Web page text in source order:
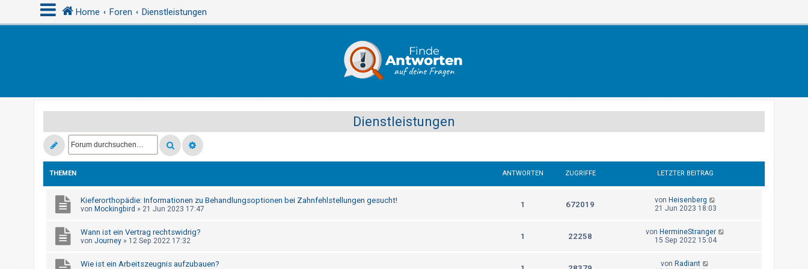
Home Foren Dienstleistungen
Dienstleistungen
THEMEN ANTWORTEN ZUGRIFFE LETZTER BEITRAG
Kieferorthopädie: Informationen zu Behandlungsoptionen bei Zahnfehlstellungen gesucht!
von Mockingbird » 21 Jun 2023 17:47 1 672019 von Heisenberg
21 Jun 2023 18:03
Wann ist ein Vertrag rechtswidrig?
von Journey » 12 Sep 2022 17:32 1 22258 von HermineStranger
15 Sep 2022 15:04
Wie ist ein Arbeitszeugnis aufzubauen? von Radiant